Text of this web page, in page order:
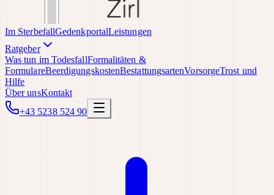
Im SterbefallGedenkportalLeistungen
Ratgeber
Was tun im TodesfallFormalitäten &
FormulareBeerdigungskostenBestattungsartenVorsorgeTrost und
Hilfe
Über unsKontakt
+43 5238 524 90